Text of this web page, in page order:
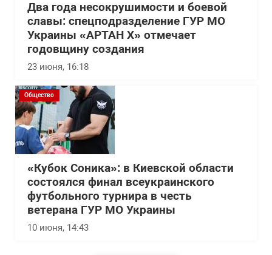
Два года несокрушимости и боевой
славы: спецподразделение ГУР МО
Украины «АРТАН Х» отмечает
годовщину создания
23 июня, 16:18
Общество
«Кубок Соника»: в Киевской области
состоялся финал всеукраинского
футбольного турнира в честь
ветерана ГУР МО Украины
10 июня, 14:43